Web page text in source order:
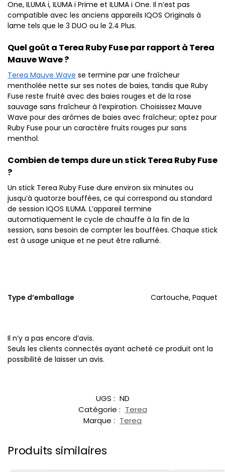
One, ILUMA i, ILUMA i Prime et ILUMA i One. Il n’est pas
compatible avec les anciens appareils IQOS Originals à
lame tels que le 3 DUO ou le 2.4 Plus.
Quel goût a Terea Ruby Fuse par rapport à Terea
Mauve Wave ?
Terea Mauve Wave se termine par une fraîcheur
mentholée nette sur ses notes de baies, tandis que Ruby
Fuse reste fruité avec des baies rouges et de la rose
sauvage sans fraîcheur à l’expiration. Choisissez Mauve
Wave pour des arômes de baies avec fraîcheur; optez pour
Ruby Fuse pour un caractère fruits rouges pur sans
menthol.
Combien de temps dure un stick Terea Ruby Fuse
?
Un stick Terea Ruby Fuse dure environ six minutes ou
jusqu’à quatorze bouffées, ce qui correspond au standard
de session IQOS ILUMA. L’appareil termine
automatiquement le cycle de chauffe à la fin de la
session, sans besoin de compter les bouffées. Chaque stick
est à usage unique et ne peut être rallumé.
Type d’emballage Cartouche, Paquet
Il n’y a pas encore d’avis.
Seuls les clients connectés ayant acheté ce produit ont la
possibilité de laisser un avis.
UGS : ND
Catégorie : Terea
Marque : Terea
Produits similaires